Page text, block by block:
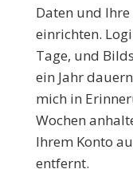
Daten und
einrichten.
Tage, und
ein Jahr
mich in
Wochen
Ihrem Konto
entfernt.